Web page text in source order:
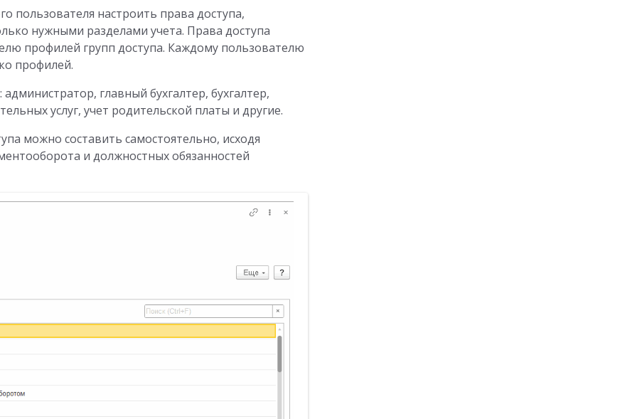
пользователя настроить права доступа,
нужными разделами учета. Права доступа
профилей групп доступа. Каждому пользователю
профилей.
главный бухгалтер, бухгалтер,
услуг, учет родительской платы и другие.
можно составить самостоятельно, исходя
и должностных обязанностей